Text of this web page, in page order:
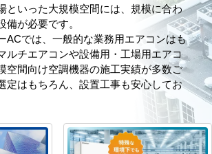
といった大規模空間には、規模に合わ
が必要です。
ACでは、一般的な業務用エアコンはも
ルチエアコンや設備用・工場用エアコ
空間向け空調機器の施工実績が多数ご
定はもちろん、設置工事も安心してお